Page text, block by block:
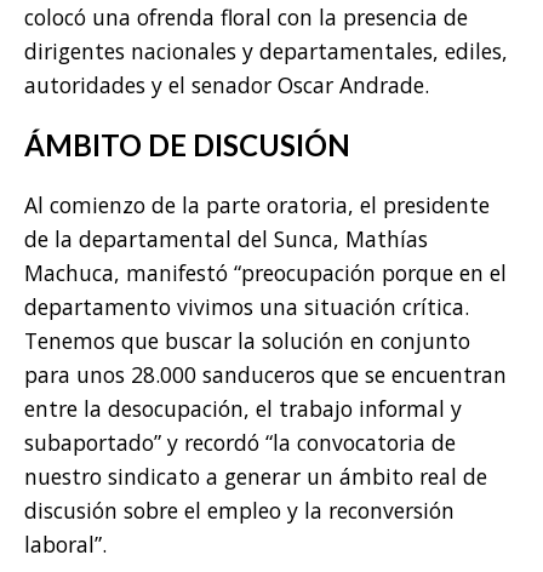
colocó una ofrenda floral con la presencia de
dirigentes nacionales y departamentales, ediles,
autoridades y el senador Oscar Andrade.
ÁMBITO DE DISCUSIÓN
Al comienzo de la parte oratoria, el presidente
de la departamental del Sunca, Mathías
Machuca, manifestó “preocupación porque en el
departamento vivimos una situación crítica.
Tenemos que buscar la solución en conjunto
para unos 28.000 sanduceros que se encuentran
entre la desocupación, el trabajo informal y
subaportado” y recordó “la convocatoria de
nuestro sindicato a generar un ámbito real de
discusión sobre el empleo y la reconversión
laboral”.